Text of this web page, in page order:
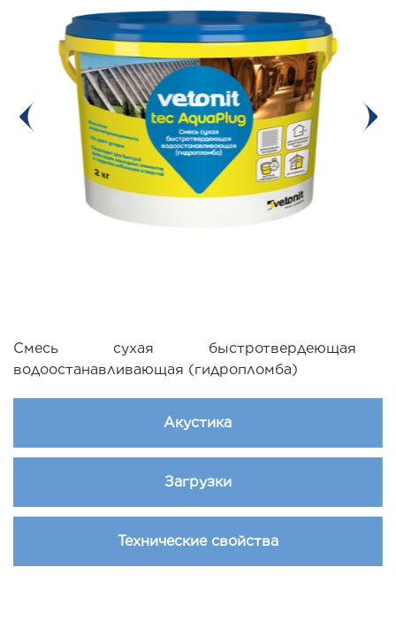
Смесь сухая быстротвердеющая
водоостанавливающая (гидропломба)
Акустика
Загрузки
Технические свойства